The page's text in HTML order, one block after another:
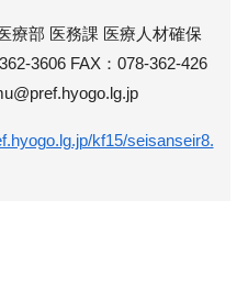
療部 医務課 医療人材確保
3606 FAX：078-362-426
kf15/seisanseir8.